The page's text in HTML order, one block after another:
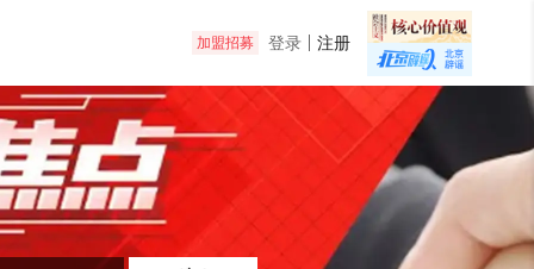
加盟招募 登录 注册